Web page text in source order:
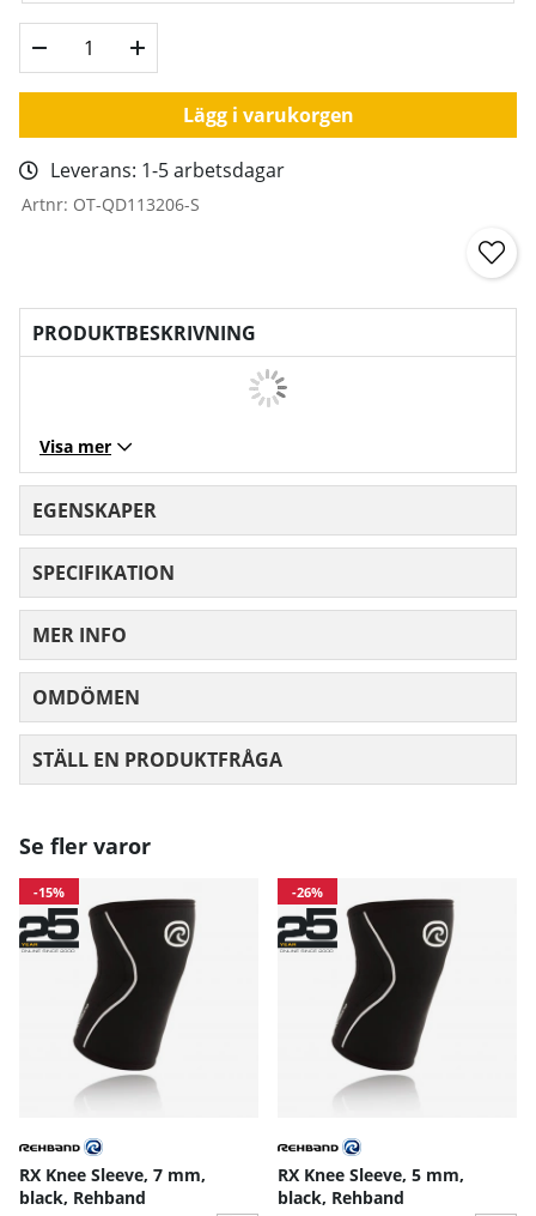
Lägg i varukorgen
Leverans: 1-5 arbetsdagar
Artnr: OT-QD113206-S
PRODUKTBESKRIVNING
Visa mer
EGENSKAPER
SPECIFIKATION
MER INFO
OMDÖMEN
STÄLL EN PRODUKTFRÅGA
Se fler varor
-15%
RX Knee Sleeve, 7 mm,
black, Rehband
-26%
RX Knee Sleeve, 5 mm,
black, Rehband